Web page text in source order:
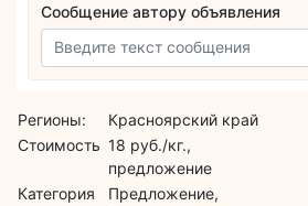
Сообщение автору объявления
Регионы:
Красноярский край
Стоимость 18 руб./кг.,
предложение
Категория
Предложение,